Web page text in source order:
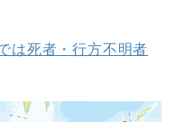
は死者・行方不明者